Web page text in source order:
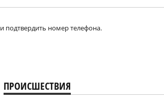
и подтвердить номер телефона.
ПРОИСШЕСТВИЯ